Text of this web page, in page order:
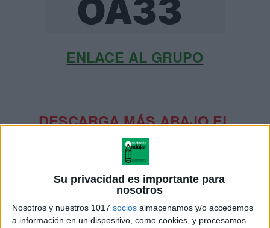
Su privacidad es importante para
nosotros
Nosotros y nuestros 1017 socios almacenamos y/o accedemos
a información en un dispositivo, como cookies, y procesamos
ENLACE AL GRUPO
DESCARGA MÁS ABAJO EL
RECURSO EN PDF